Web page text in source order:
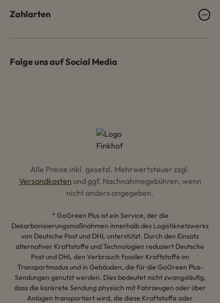
Zahlarten
Folge uns auf Social Media
Alle Preise inkl. gesetzl. Mehrwertsteuer zzgl.
Versandkosten und ggf. Nachnahmegebühren, wenn
nicht anders angegeben.
* GoGreen Plus ist ein Service, der die
Dekarbonisierungsmaßnahmen innerhalb des Logistiknetzwerks
von Deutsche Post und DHL unterstützt. Durch den Einsatz
alternativer Kraftstoffe und Technologien reduziert Deutsche
Post und DHL den Verbrauch fossiler Kraftstoffe im
Transportmodus und in Gebäuden, die für die GoGreen Plus-
Sendungen genutzt werden. Dies bedeutet nicht zwangsläufig,
dass die konkrete Sendung physisch mit Fahrzeugen oder über
Anlagen transportiert wird, die diese Kraftstoffe oder